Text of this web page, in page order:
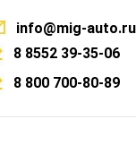
info@mig-auto.ru
8 8552 39-35-06
8 800 700-80-89